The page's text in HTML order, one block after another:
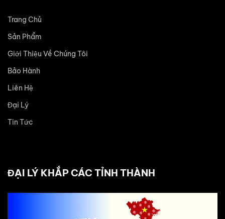
Trang Chủ
Sản Phẩm
Giới Thiệu Về Chúng Tôi
Bảo Hành
Liên Hệ
Đại Lý
Tin Tức
ĐẠI LÝ KHẮP CÁC TỈNH THÀNH